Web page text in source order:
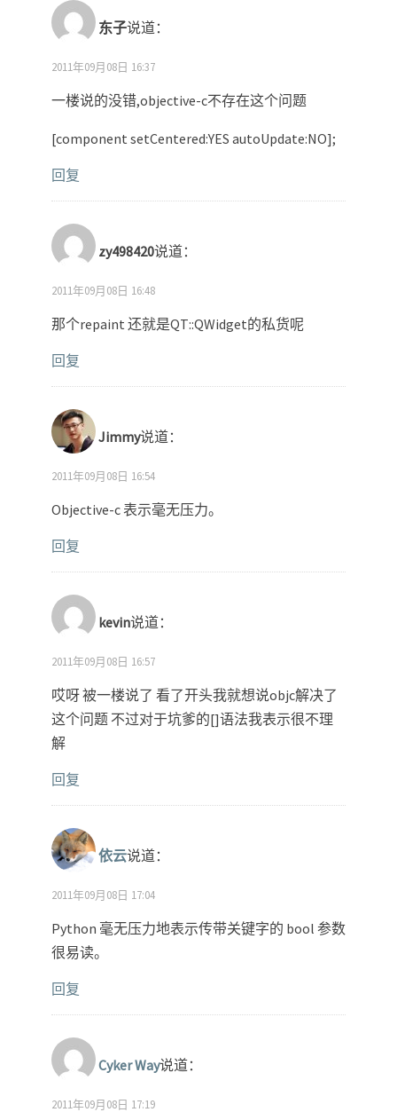
东子说道：
2011年09月08日 16:37
一楼说的没错,objective-c不存在这个问题
[component setCentered:YES autoUpdate:NO];
回复
zy498420说道：
2011年09月08日 16:48
那个repaint 还就是QT::QWidget的私货呢
回复
Jimmy说道：
2011年09月08日 16:54
Objective-c 表示毫无压力。
回复
kevin说道：
2011年09月08日 16:57
哎呀 被一楼说了 看了开头我就想说objc解决了
这个问题 不过对于坑爹的[]语法我表示很不理
解
回复
依云说道：
2011年09月08日 17:04
Python 毫无压力地表示传带关键字的 bool 参数
很易读。
回复
Cyker Way说道：
2011年09月08日 17:19